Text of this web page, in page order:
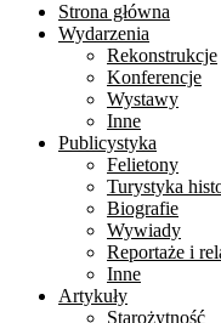
Strona główna
Wydarzenia
Rekonstrukcje
Konferencje
Wystawy
Inne
Publicystyka
Felietony
Turystyka
Biografie
Wywiady
Reportaże i
Inne
Artykuły
Starożytność